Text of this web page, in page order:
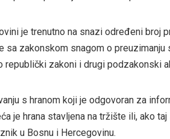
je trenutno na snazi određeni broj
sa zakonskom snagom o
republički zakoni i drugi podzakonski
s hranom koji je odgovoran za
je hrana stavljena na tržište ili, ako
u Bosnu i Hercegovinu.